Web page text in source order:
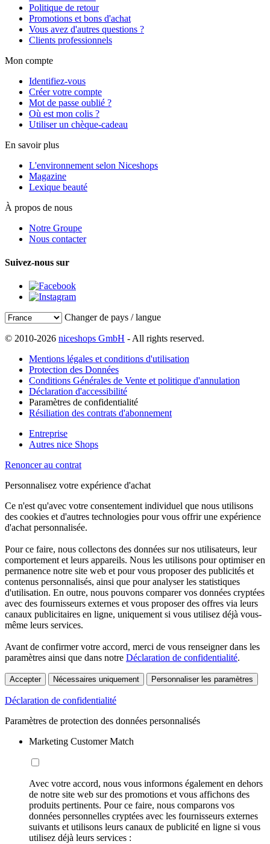
Politique de retour
Promotions et bons d'achat
Vous avez d'autres questions ?
Clients professionnels
Mon compte
Identifiez-vous
Créer votre compte
Mot de passe oublié ?
Où est mon colis ?
Utiliser un chèque-cadeau
En savoir plus
L'environnement selon Niceshops
Magazine
Lexique beauté
À propos de nous
Notre Groupe
Nous contacter
Suivez-nous sur
Changer de pays / langue
© 2010-2026 niceshops GmbH - All rights reserved.
Mentions légales et conditions d'utilisation
Protection des Données
Conditions Générales de Vente et politique d'annulation
Déclaration d'accessibilité
Paramètres de confidentialité
Résiliation des contrats d'abonnement
Entreprise
Autres nice Shops
Renoncer au contrat
Personnalisez votre expérience d'achat
Ce n'est qu'avec votre consentement individuel que nous utilisons
des cookies et d'autres technologies pour vous offrir une expérience
d'achat personnalisée.
Pour ce faire, nous collectons des données sur nos utilisateurs, leur
comportement et leurs appareils. Nous les utilisons pour optimiser en
permanence notre site web et pour vous proposer des publicités et
contenus personnalisés, ainsi que pour analyser les statistiques
d'utilisation. En outre, nous pouvons comparer vos données cryptées
avec des fournisseurs externes et vous proposer des offres via leurs
canaux publicitaires en ligne, uniquement si vous utilisez déjà vous-
même leurs services.
Avant de confirmer votre accord, merci de vous renseigner dans les
paramètres ainsi que dans notre Déclaration de confidentialité.
Accepter Nécessaires uniquement Personnaliser les paramètres
Déclaration de confidentialité
Paramètres de protection des données personnalisés
Marketing Customer Match
Avec votre accord, nous vous informons également en dehors
de notre site web sur des promotions et vous affichons des
produits pertinents. Pour ce faire, nous comparons vos
données personnelles cryptées avec les fournisseurs externes
suivants et utilisons leurs canaux de publicité en ligne si vous
utilisez déjà leurs services :